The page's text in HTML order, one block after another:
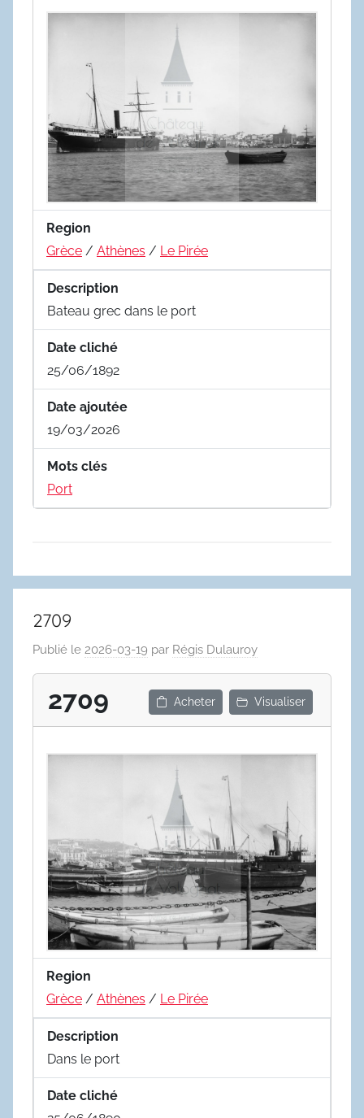
Region
Grèce / Athènes / Le Pirée
Description
Bateau grec dans le port
Date cliché
25/06/1892
Date ajoutée
19/03/2026
Mots clés
Port
2709
Publié le 2026-03-19 par Régis Dulauroy
2709 Acheter Visualiser
Region
Grèce / Athènes / Le Pirée
Description
Dans le port
Date cliché